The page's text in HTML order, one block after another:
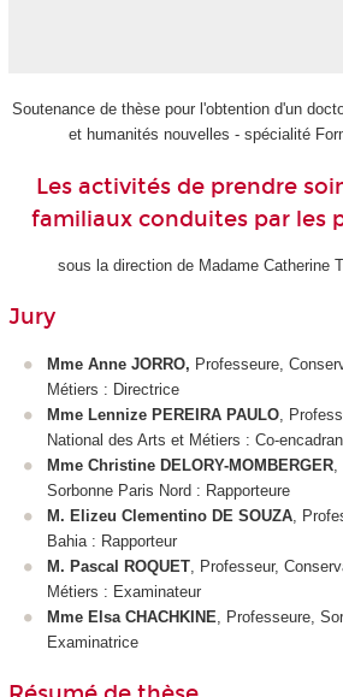
Soutenance de thèse pour l'obtention d'un
et humanités nouvelles - spécialité
Les activités de prendre
familiaux conduites par les
sous la direction de Madame Catherine
Jury
Mme Anne JORRO, Professeure,
Métiers : Directrice
Mme Lennize PEREIRA PAULO ,
National des Arts et Métiers : Co-
Mme Christine DELORY-MOMBERGER
Sorbonne Paris Nord : Rapporteure
M. Elizeu Clementino DE SOUZA ,
Bahia : Rapporteur
M. Pascal ROQUET , Professeur,
Métiers : Examinateur
Mme Elsa CHACHKINE , Professeure,
Examinatrice